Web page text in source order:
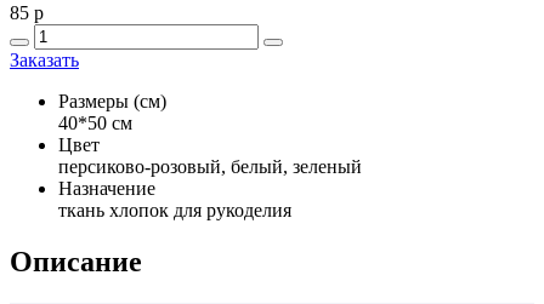
85 p
Заказать
Размеры (см)
40*50 см
Цвет
персиково-розовый, белый, зеленый
Назначение
ткань хлопок для рукоделия
Описание